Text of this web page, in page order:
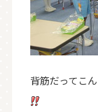
背筋だってこ